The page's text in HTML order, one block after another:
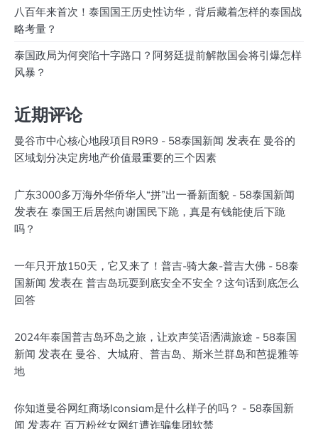
八百年来首次！泰国国王历史性访华，背后藏着怎样的泰国战
略考量？
泰国政局为何突陷十字路口？阿努廷提前解散国会将引爆怎样
风暴？
近期评论
曼谷市中心核心地段項目R9R9 - 58泰国新闻 发表在 曼谷的
区域划分决定房地产价值最重要的三个因素
广东3000多万海外华侨华人“拼”出一番新面貌 - 58泰国新闻
发表在 泰国王后居然向谢国民下跪，真是有钱能使后下跪
吗？
一年只开放150天，它又来了！普吉-骑大象-普吉大佛 - 58泰
国新闻 发表在 普吉岛玩耍到底安全不安全？这句话到底怎么
回答
2024年泰国普吉岛环岛之旅，让欢声笑语洒满旅途 - 58泰国
新闻 发表在 曼谷、大城府、普吉岛、斯米兰群岛和芭提雅等
地
你知道曼谷网红商场Iconsiam是什么样子的吗？ - 58泰国新
闻 发表在 百万粉丝女网红遭诈骗集团软禁